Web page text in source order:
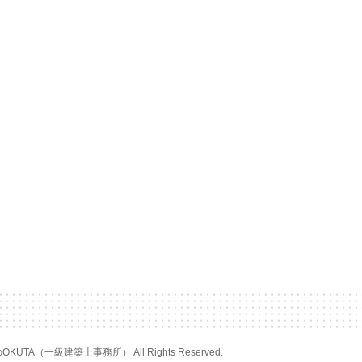
（一級建築士事務所） All Rights Reserved.